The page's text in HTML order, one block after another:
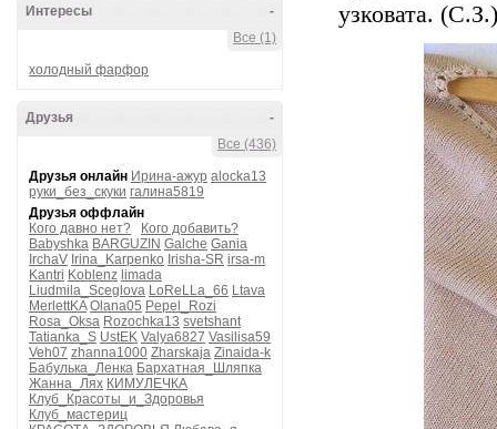
-
Интересы
Все (1)
холодный фарфор
-
Друзья
Все (436)
Друзья онлайн Ирина-ажур alocka13
руки_без_скуки галина5819
Друзья оффлайн
Кого давно нет?
Кого добавить?
Babyshka BARGUZIN Galche Gania
IrchaV Irina_Karpenko Irisha-SR irsa-m
Kantri Koblenz limada
Liudmila_Sceglova LoReLLa_66 Ltava
MerlettKA Olana05 Pepel_Rozi
Rosa_Oksa Rozochka13 svetshant
Tatianka_S UstEK Valya6827 Vasilisa59
Veh07 zhanna1000 Zharskaja Zinaida-k
Бабулька_Ленка Бархатная_Шляпка
Жанна_Лях КИМУЛЕЧКА
Клуб_Красоты_и_Здоровья
Клуб_мастериц
узковата. (С.З.)